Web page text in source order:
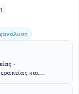
-
και
έναν τόπο